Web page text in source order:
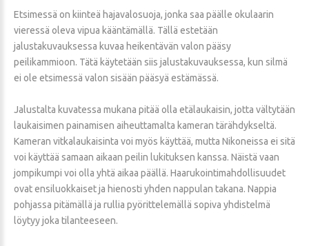
Etsimessä on kiinteä hajavalosuoja, jonka saa päälle okulaarin
vieressä oleva vipua kääntämällä. Tällä estetään
jalustakuvauksessa kuvaa heikentävän valon pääsy
peilikammioon. Tätä käytetään siis jalustakuvauksessa, kun silmä
ei ole etsimessä valon sisään pääsyä estämässä.
Jalustalta kuvatessa mukana pitää olla etälaukaisin, jotta vältytään
laukaisimen painamisen aiheuttamalta kameran tärähdykseltä.
Kameran vitkalaukaisinta voi myös käyttää, mutta Nikoneissa ei sitä
voi käyttää samaan aikaan peilin lukituksen kanssa. Näistä vaan
jompikumpi voi olla yhtä aikaa päällä. Haarukointimahdollisuudet
ovat ensiluokkaiset ja hienosti yhden nappulan takana. Nappia
pohjassa pitämällä ja rullia pyörittelemällä sopiva yhdistelmä
löytyy joka tilanteeseen.